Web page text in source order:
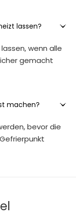
lassen? 
wenn alle
gemacht
machen? 
bevor die